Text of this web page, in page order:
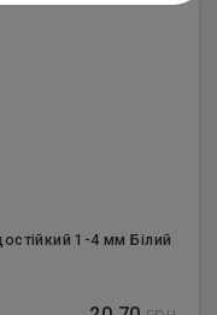
1-4 мм Білий